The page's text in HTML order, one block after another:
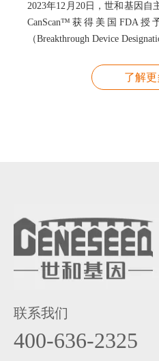
2023年12月20日，世和基因
CanScan™获得美国FDA
（Breakthrough Device
了解更
联系我们
400-636-2325